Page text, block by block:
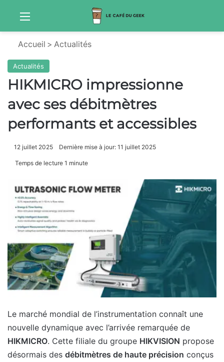
Menu
Accueil > Actualités
Actualités
HIKMICRO impressionne
avec ses débitmètres
performants et accessibles
12 juillet 2025 Dernière mise à jour: 11 juillet 2025
Temps de lecture 1 minute
Le marché mondial de l’instrumentation connaît une
nouvelle dynamique avec l’arrivée remarquée de
HIKMICRO. Cette filiale du groupe HIKVISION propose
désormais des débitmètres de haute précision conçus